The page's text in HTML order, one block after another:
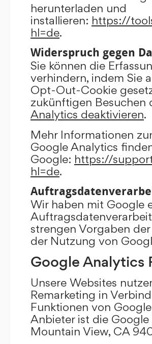
herunterladen und
installieren: https://
hl=de.
Widerspruch gegen
Sie können die
verhindern, indem Sie
Opt-Out-Cookie
zukünftigen
Analytics deaktivieren.
Mehr Informationen
Google Analytics
Google: https://
hl=de.
Wir haben mit Google
strengen Vorgaben
der Nutzung von
Google Analytics
Unsere Websites
Remarketing in
Funktionen von
Anbieter ist die
Mountain View, CA